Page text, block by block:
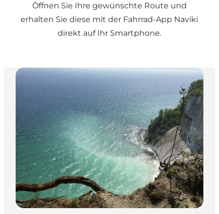
Öffnen Sie Ihre gewünschte Route und
erhalten Sie diese mit der Fahrrad-App Naviki
direkt auf Ihr Smartphone.